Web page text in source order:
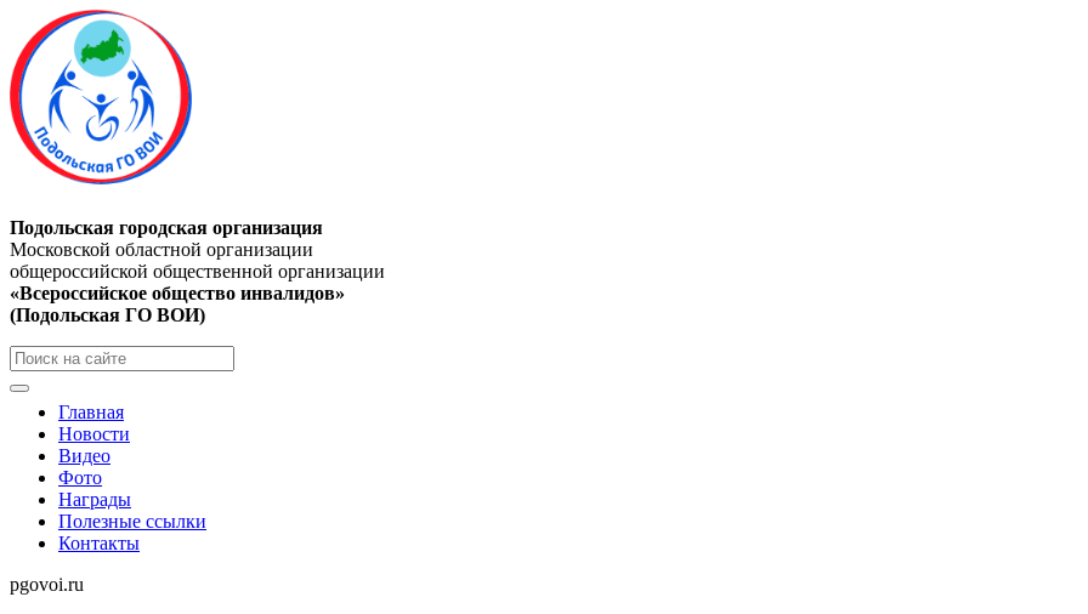
Подольская городская организация
Московской областной организации
общероссийской общественной организации
«Всероссийское общество инвалидов»
(Подольская ГО ВОИ)
Главная
Новости
Видео
Фото
Награды
Полезные ссылки
Контакты
pgovoi.ru